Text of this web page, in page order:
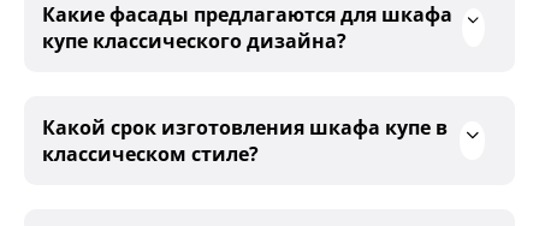
Какие фасады предлагаются для шкафа
купе классического дизайна?
Какой срок изготовления шкафа купе в
классическом стиле?